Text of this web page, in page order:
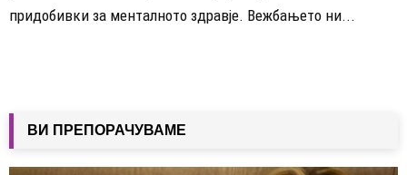
придобивки за менталното здравје. Вежбањето ни...
ВИ ПРЕПОРАЧУВАМЕ